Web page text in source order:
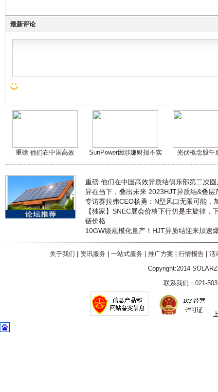
最新评论
重磅 他们在中国高效 SunPower因涉嫌财报不实 光伏概念股午
重磅 他们在中国高效异质结俱乐部第二次
异在当下，叠出未来 2023HJT异质结&叠层
专访赛拉弗CEO杨勇：N型风口无限可能，
【独家】SNEC展会价格下行仍是主旋律，
链价格
10GW级规模化量产！HJT异质结迎来加速
关于我们 资讯服务 一站式服务 推广方案 行情报告| 活
Copyright:2014
联系我们：021-